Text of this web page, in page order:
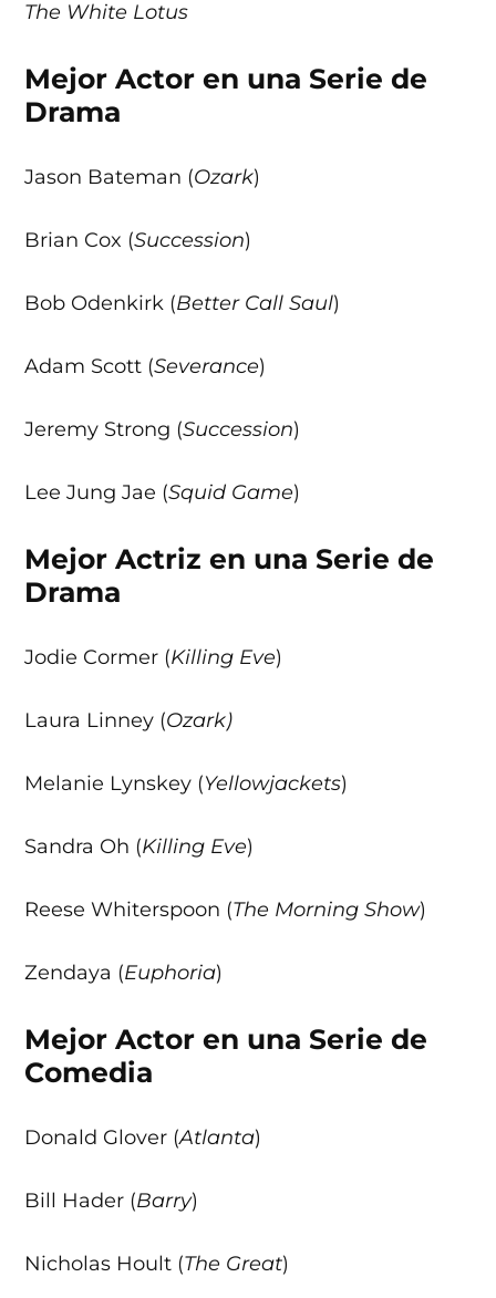
The White Lotus
Mejor Actor en una Serie de
Drama
Jason Bateman (Ozark)
Brian Cox (Succession)
Bob Odenkirk (Better Call Saul)
Adam Scott (Severance)
Jeremy Strong (Succession)
Lee Jung Jae (Squid Game)
Mejor Actriz en una Serie de
Drama
Jodie Cormer (Killing Eve)
Laura Linney (Ozark)
Melanie Lynskey (Yellowjackets)
Sandra Oh (Killing Eve)
Reese Whiterspoon (The Morning Show)
Zendaya (Euphoria)
Mejor Actor en una Serie de
Comedia
Donald Glover (Atlanta)
Bill Hader (Barry)
Nicholas Hoult (The Great)